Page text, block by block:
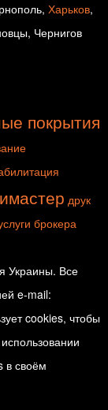
Харьков,
Чернигов
покрытия
друк
брокера
Украины. Все
e-mail:
cookies, чтобы
в своём